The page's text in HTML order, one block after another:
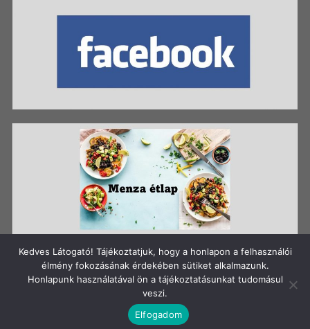
Szerzői jog: Szigetszentmiklósi Batthyány Kázmér
Gimnázium
Kedves Látogató! Tájékoztatjuk, hogy a honlapon a felhasználói
élmény fokozásának érdekében sütiket alkalmazunk.
Honlapunk használatával ön a tájékoztatásunkat tudomásul
veszi.
Elfogadom